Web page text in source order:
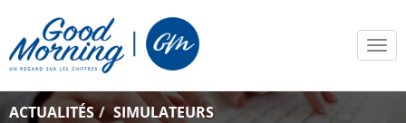
ACTUALITÉS
SIMULATEURS